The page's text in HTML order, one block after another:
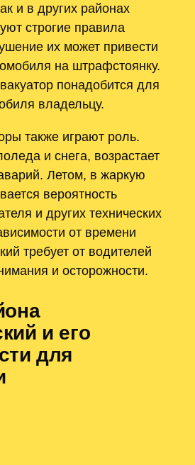
и в других районах
строгие правила
их может привести
на штрафстоянку.
понадобится для
владельцу.
также играют роль.
и снега, возрастает
Летом, в жаркую
вероятность
и других технических
от времени
требует от водителей
и осторожности.
и его
для